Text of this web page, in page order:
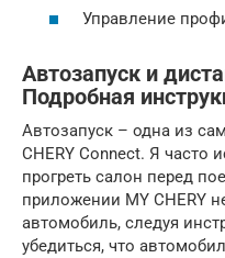
Управление
Автозапуск и
Подробная
Автозапуск – одна из
CHERY Connect. Я часто
прогреть салон перед
приложении MY CHERY
автомобиль, следуя
убедиться, что